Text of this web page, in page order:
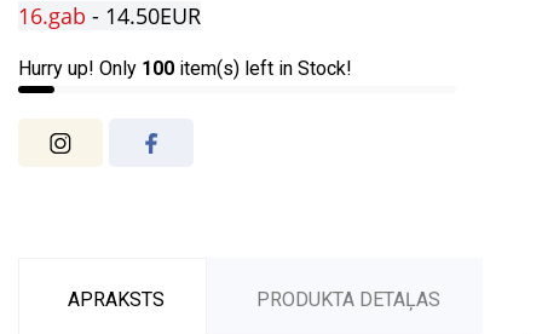
16.gab - 14.50EUR
Hurry up! Only 100 item(s) left in Stock!
APRAKSTS PRODUKTA DETAĻAS